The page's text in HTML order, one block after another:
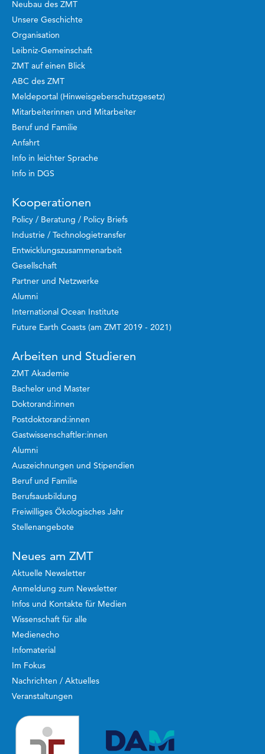
Neubau des ZMT
Unsere Geschichte
Organisation
Leibniz-Gemeinschaft
ZMT auf einen Blick
ABC des ZMT
Meldeportal (Hinweisgeberschutzgesetz)
Mitarbeiterinnen und Mitarbeiter
Beruf und Familie
Anfahrt
Info in leichter Sprache
Info in DGS
Kooperationen
Policy / Beratung / Policy Briefs
Industrie / Technologietransfer
Entwicklungszusammenarbeit
Gesellschaft
Partner und Netzwerke
Alumni
International Ocean Institute
Future Earth Coasts (am ZMT 2019 - 2021)
Arbeiten und Studieren
ZMT Akademie
Bachelor und Master
Doktorand:innen
Postdoktorand:innen
Gastwissenschaftler:innen
Alumni
Auszeichnungen und Stipendien
Beruf und Familie
Berufsausbildung
Freiwilliges Ökologisches Jahr
Stellenangebote
Neues am ZMT
Aktuelle Newsletter
Anmeldung zum Newsletter
Infos und Kontakte für Medien
Wissenschaft für alle
Medienecho
Infomaterial
Im Fokus
Nachrichten / Aktuelles
Veranstaltungen